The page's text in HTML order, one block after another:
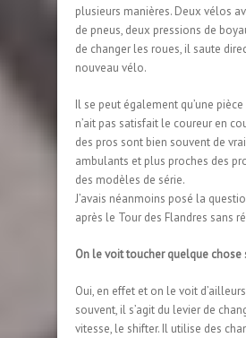
plusieurs manières. Deux vélos
de pneus, deux pressions de
de changer les roues, il saute
nouveau vélo.
Il se peut également qu’une
n’ait pas satisfait le coureur en
des pros sont bien souvent de
ambulants et plus proches des
des modèles de série.
J’avais néanmoins posé la
après le Tour des Flandres sans
On le voit toucher quelque chose
Oui, en effet et on le voit
souvent, il s’agit du levier de
vitesse, le shifter. Il utilise des